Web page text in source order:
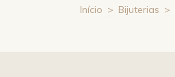
Início > Bijuterias >